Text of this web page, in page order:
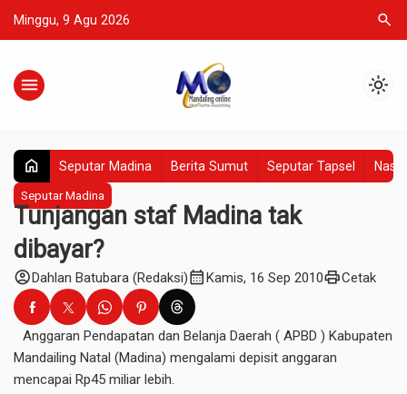
Minggu, 9 Agu 2026 search
menu light_mode
home Seputar Madina Berita Sumut Seputar Tapsel
Seputar Madina
Tunjangan staf Madina tak
dibayar?
account_circleDahlan Batubara (Redaksi)calendar_monthKamis, 16 Sep 2010printCetak
Anggaran Pendapatan dan Belanja Daerah ( APBD ) Kabupaten
Mandailing Natal (Madina) mengalami depisit anggaran
mencapai Rp45 miliar lebih.